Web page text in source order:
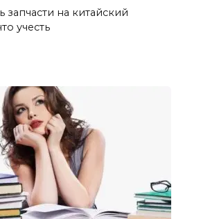
запчасти на китайский
учесть